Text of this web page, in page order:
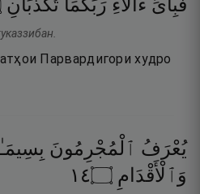
فَبِأَىِّ ءَالَآءِ رَبِّكُمَا تُكَذِّبَانِ
Парвардигори худро
يُعْرَفُ ٱلْمُجْرِمُونَ
وَٱلْأَقْدَامِ ۝٤١